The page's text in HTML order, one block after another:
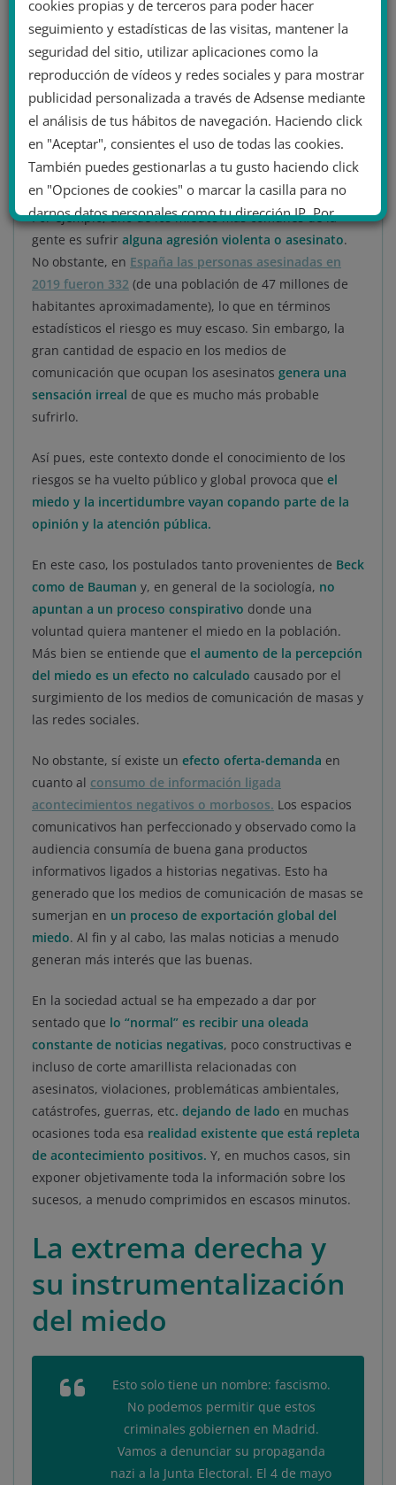
De esta manera, en laSociedad del Riesgo
no solo
aumenta
el riesgo global
, sino que también ha
aumentado
el conocimiento sobre posibles
acontecimientos y amenazas
muchas veces juega en contra de la objetividad y acaba
por generar más miedo o incertidumbre del que
realmente hay.
Por ejemplo, uno de los miedos más comunes de la
gente es sufrir alguna agresión violenta o asesinato.
No obstante, en España las personas asesinadas en
2019 fueron 332 (de una población de 47 millones de
habitantes aproximadamente), lo que en términos
estadísticos el riesgo es muy escaso. Sin embargo, la
gran cantidad de espacio en los medios de
comunicación que ocupan los asesinatos genera una
sensación irreal de que es mucho más probable
sufrirlo.
Así pues, este contexto donde el conocimiento de los
riesgos se ha vuelto público y global provoca que el
miedo y la incertidumbre vayan copando parte de la
opinión y la atención pública.
En este caso, los postulados tanto provenientes de Beck
como de Bauman y, en general de la sociología, no
apuntan a un proceso conspirativo donde una
voluntad quiera mantener el miedo en la población.
Más bien se entiende que el aumento de la percepción
del miedo es un efecto no calculado causado por el
surgimiento de los medios de comunicación de masas y
las redes sociales.
No obstante, sí existe un efecto oferta-demanda en
cuanto al consumo de información ligada
acontecimientos negativos o morbosos. Los espacios
comunicativos han perfeccionado y observado como la
audiencia consumía de buena gana productos
informativos ligados a historias negativas. Esto ha
generado que los medios de comunicación de masas se
sumerjan en un proceso de exportación global del
miedo. Al fin y al cabo, las malas noticias a menudo
generan más interés que las buenas.
En la sociedad actual se ha empezado a dar por
sentado que lo “normal” es recibir una oleada
constante de noticias negativas, poco constructivas e
incluso de corte amarillista relacionadas con
asesinatos, violaciones, problemáticas ambientales,
catástrofes, guerras, etc. dejando de lado en muchas
ocasiones toda esa realidad existente que está repleta
de acontecimiento positivos. Y, en muchos casos, sin
exponer objetivamente toda la información sobre los
sucesos, a menudo comprimidos en escasos minutos.
La extrema derecha y
su instrumentalización
del miedo
Esto solo tiene un nombre: fascismo.
No podemos permitir que estos
criminales gobiernen en Madrid.
Vamos a denunciar su propaganda
nazi a la Junta Electoral. El 4 de mayo
cookies propias y de terceros para poder hacer
seguimiento y estadísticas de las visitas, mantener la
seguridad del sitio, utilizar aplicaciones como la
reproducción de vídeos y redes sociales y para mostrar
publicidad personalizada a través de Adsense mediante
el análisis de tus hábitos de navegación. Haciendo click
en "Aceptar", consientes el uso de todas las cookies.
También puedes gestionarlas a tu gusto haciendo click
en "Opciones de cookies" o marcar la casilla para no
darnos datos personales como tu dirección IP. Por
último, puedes leer nuestra Política de cookies.
No dar mi información personal
Opciones de cookies Aceptar cookies
Rechazar cookies